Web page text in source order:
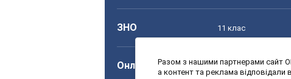
ЗНО 11 клас
Онлайн уроки 1 клас 2 клас
Разом з нашими партнерами сайт
а контент та реклама відповідали